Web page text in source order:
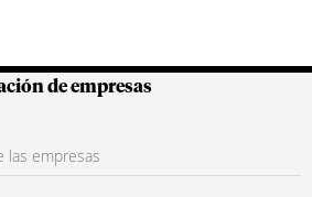
Colombianas
de empresas